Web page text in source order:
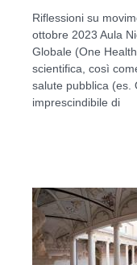
Riflessioni su
ottobre 2023 Aula
Globale (One
scientifica, così
salute pubblica (es.
imprescindibile di